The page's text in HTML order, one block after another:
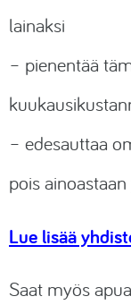
lainaksi
– pienentää
– edesauttaa
pois
Lue lisää
Saat myös